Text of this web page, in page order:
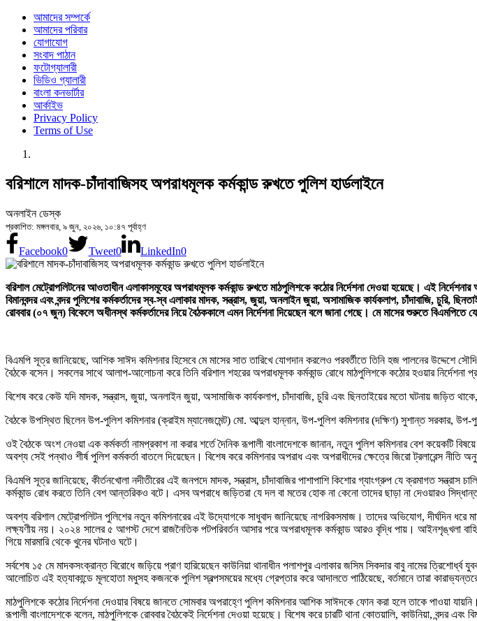
আমাদের সম্পর্কে
আমাদের পরিবার
যোগাযোগ
সংবাদ পাঠান
ফটোগ্যালারী
ভিডিও গ্যালারী
বাংলা কনভার্টার
আর্কাইভ
Privacy Policy
Terms of Use
বরিশালে মাদক-চাঁদাবাজিসহ অপরাধমূলক কর্মকান্ড রুখতে পুলিশ হার্ডলাইনে
অনলাইন ডেস্ক
প্রকাশিত: মঙ্গলবার, ৯ জুন, ২০২৬, ১০:৪৭ পূর্বাহ্ণ
Facebook0 Tweet0 LinkedIn0
বরিশাল মেট্রোপলিটনের আওতাধীন এলাকাসমূহের অপরাধমূলক কর্মকান্ড রুখতে মাঠপুলিশকে কঠোর নির্দেশনা দেওয়া হয়েছে। এই
বিমানবন্দর এবং বন্দর পুলিশের কর্মকর্তাদের স্ব-স্ব এলাকার মাদক, সন্ত্রাস, জুয়া, অনলাইন জুয়া, অসামাজিক কার্যকলাপ, চাঁদাবাজি, চুরি,
রোববার (০৭ জুন) বিকেলে অধীনস্থ কর্মকর্তাদের নিয়ে বৈঠককালে এমন নির্দেশনা দিয়েছেন বলে জানা গেছে। মে মাসের শুরুতে
বিএমপি সূত্র জানিয়েছে, আশিক সাঈদ কমিশনার হিসেবে মে মাসের সাত তারিখে যোগদান করলেও পরবর্তীতে তিনি হজ পালনের উদ্দেশে
বৈঠকে বসেন। সকলের সাথে আলাপ-আলোচনা করে তিনি বরিশাল শহরের অপরাধমূলক কর্মকান্ড রোধে মাঠপুলিশকে কঠোর হওয়ার নির্দেশনা
বিশেষ করে কেউ যদি মাদক, সন্ত্রাস, জুয়া, অনলাইন জুয়া, অসামাজিক কার্যকলাপ, চাঁদাবাজি, চুরি এবং ছিনতাইয়ের মতো ঘটনায় জড়িত
বৈঠকে উপস্থিত ছিলেন উপ-পুলিশ কমিশনার (ক্রাইম ম্যানেজমেন্ট) মো. আব্দুল হান্নান, উপ-পুলিশ কমিশনার (দক্ষিণ) সুশান্ত সরকার,
ওই বৈঠকে অংশ নেওয়া এক কর্মকর্তা নামপ্রকাশ না করার শর্তে দৈনিক রূপালী বাংলাদেশকে জানান, নতুন পুলিশ কমিশনার বেশ কয়েকটি
অবশ্য সেই পন্থাও শীর্ষ পুলিশ কর্মকর্তা বাতলে দিয়েছেন। বিশেষ করে কমিশনার অপরাধ এবং অপরাধীদের ক্ষেত্রে জিরো ট্রলারেন্স নীতি
বিএমপি সূত্র জানিয়েছে, কীর্তনখোলা নদীতীরের এই জনপদে মাদক, সন্ত্রাস, চাঁদাবাজির পাশাপাশি কিশোর গ্যাংগ্রুপ যে ক্রমাগত
কর্মকান্ড রোধ করতে তিনি বেশ আন্তরিকও বটে। এসব অপরাধে জড়িতরা যে দল বা মতের হোক না কেনো তাদের ছাড়া না দেওয়ারও
অবশ্য বরিশাল মেট্রোপলিটন পুলিশের নতুন কমিশনারের এই উদ্যোগকে সাধুবাদ জানিয়েছে নাগরিকসমাজ। তাদের অভিযোগ, দীর্ঘদিন
লক্ষ্যণীয় নয়। ২০২৪ সালের ৫ আগস্ট দেশে রাজনৈতিক পটপরিবর্তন আসার পরে অপরাধমূলক কর্মকান্ড আরও বৃদ্ধি পায়। আইনশৃঙ্খলা
গিয়ে মারমারি থেকে খুনের ঘটনাও ঘটে।
সর্বশেষ ১৫ মে মাদকসংক্রান্ত বিরোধে জড়িয়ে প্রাণ হারিয়েছেন কাউনিয়া থানাধীন পলাশপুর এলাকার জসিম সিকদার বাবু নামের
আলোচিত এই হত্যাকান্ডে মূলহোতা মধুসহ কজনকে পুলিশ স্বল্পসময়ের মধ্যে গ্রেপ্তার করে আদালতে পাঠিয়েছে, বর্তমানে তারা
মাঠপুলিশকে কঠোর নির্দেশনা দেওয়ার বিষয়ে জানতে সোমবার অপরাহ্ণে পুলিশ কমিশনার আশিক সাঈদকে ফোন করা হলে তাকে পাওয়া
রূপালী বাংলাদেশকে বলেন, মাঠপুলিশকে রোববার বৈঠকেই নির্দেশনা দেওয়া হয়েছে। বিশেষ করে চারটি থানা কোতয়ালি, কাউনিয়া, বন্দর